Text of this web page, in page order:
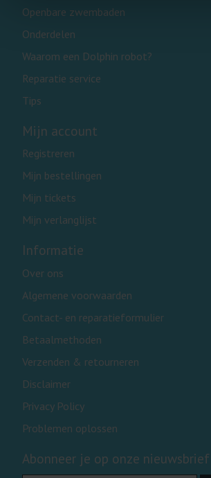
Openbare zwembaden
Onderdelen
Waarom een Dolphin robot?
Reparatie service
Tips
Mijn account
Registreren
Mijn bestellingen
Mijn tickets
Mijn verlanglijst
Informatie
Over ons
Algemene voorwaarden
Contact- en reparatieformulier
Betaalmethoden
Verzenden & retourneren
Disclaimer
Privacy Policy
Problemen oplossen
Abonneer je op onze nieuwsbrief